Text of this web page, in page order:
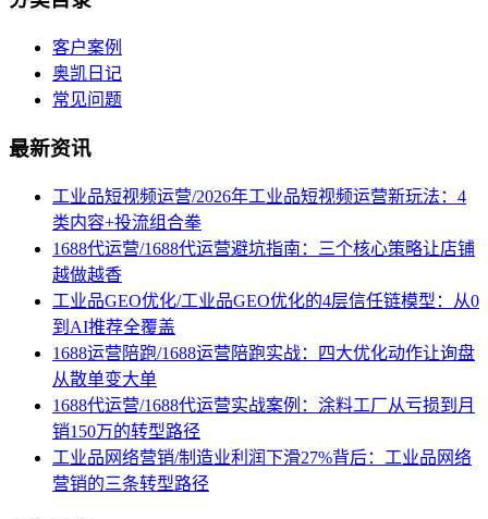
客户案例
奥凯日记
常见问题
最新资讯
工业品短视频运营/2026年工业品短视频运营新玩法：4
类内容+投流组合拳
1688代运营/1688代运营避坑指南：三个核心策略让店铺
越做越香
工业品GEO优化/工业品GEO优化的4层信任链模型：从0
到AI推荐全覆盖
1688运营陪跑/1688运营陪跑实战：四大优化动作让询盘
从散单变大单
1688代运营/1688代运营实战案例：涂料工厂从亏损到月
销150万的转型路径
工业品网络营销/制造业利润下滑27%背后：工业品网络
营销的三条转型路径